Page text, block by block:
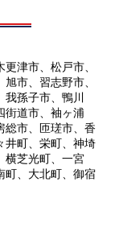
津市、松戸市、
市、習志野市、
我孫子市、鴨川
街道市、袖ヶ浦
総市、匝瑳市、香
井町、栄町、神埼
横芝光町、一宮
町、大北町、御宿